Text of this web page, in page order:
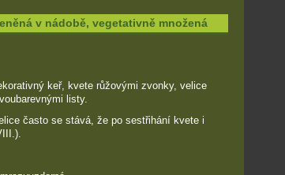
v nádobě, vegetativně množená
keř, kvete růžovými zvonky, velice
listy.
často se stává, že po sestřihání kvete i